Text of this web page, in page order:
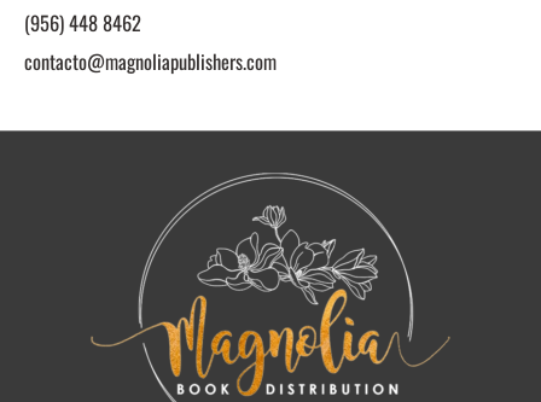
(956) 448 8462
contacto@magnoliapublishers.com